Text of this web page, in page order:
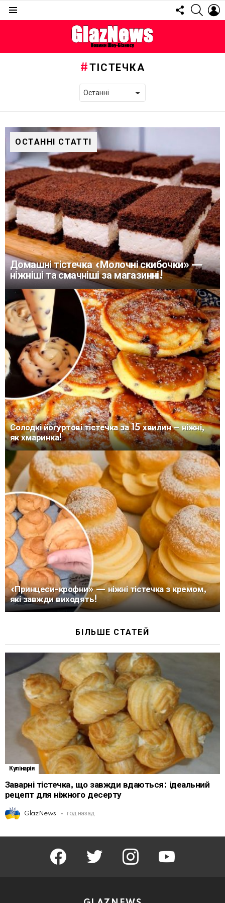
FOLLOW
US
ТІСТЕЧКА
ОСТАННІ СТАТТІ
Домашні тістечка «Молочні скибочки» —
ніжніші та смачніші за магазинні!
Солодкі йогуртові тістечка за 15 хвилин – ніжні,
як хмаринка!
«Принцеси-крофни» — ніжні тістечка з кремом,
які завжди виходять!
БІЛЬШЕ СТАТЕЙ
Кулінарія
Заварні тістечка, що завжди вдаються: ідеальний
рецепт для ніжного десерту
GlazNews год назад
facebook twitter instagram youtube